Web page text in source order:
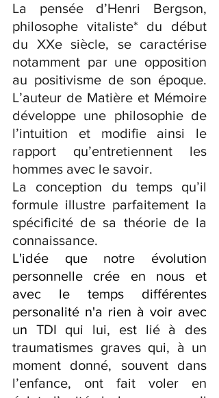
La pensée d’Henri Bergson,
philosophe vitaliste* du début
du XXe siècle, se caractérise
notamment par une opposition
au positivisme de son époque.
L’auteur de Matière et Mémoire
développe une philosophie de
l’intuition et modifie ainsi le
rapport qu’entretiennent les
hommes avec le savoir.
La conception du temps qu’il
formule illustre parfaitement la
spécificité de sa théorie de la
connaissance.
L'idée que notre évolution
personnelle crée en nous et
avec le temps différentes
personalité n'a rien à voir avec
un TDI qui lui, est lié à des
traumatismes graves qui, à un
moment donné, souvent dans
l’enfance, ont fait voler en